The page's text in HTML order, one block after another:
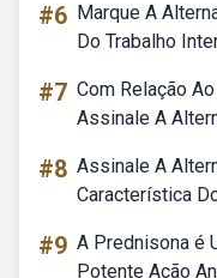
#6 Marque A
Do Trabalho
#7 Com Relação
Assinale A
#8 Assinale A
Característica
#9 A Prednisona é
Potente Ação